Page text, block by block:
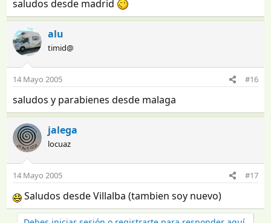
saludos desde madrid
alu
timid@
14 Mayo 2005 #16
saludos y parabienes desde malaga
jalega
locuaz
14 Mayo 2005 #17
Saludos desde Villalba (tambien soy nuevo)